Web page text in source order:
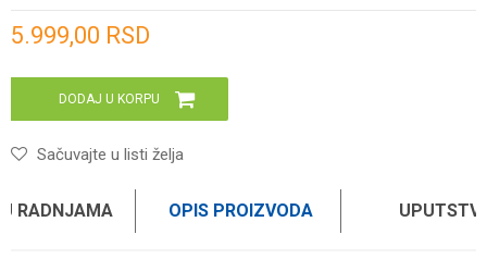
5.999,00 RSD
DODAJ U KORPU
Sačuvajte u listi želja
RADNJAMA OPIS PROIZVODA